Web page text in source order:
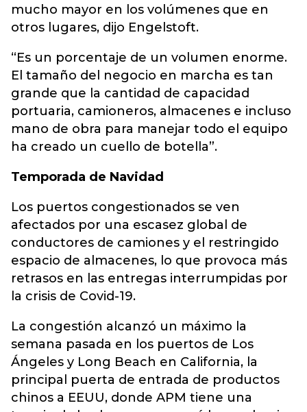
mucho mayor en los volúmenes que en
otros lugares, dijo Engelstoft.
“Es un porcentaje de un volumen enorme.
El tamaño del negocio en marcha es tan
grande que la cantidad de capacidad
portuaria, camioneros, almacenes e incluso
mano de obra para manejar todo el equipo
ha creado un cuello de botella”.
Temporada de Navidad
Los puertos congestionados se ven
afectados por una escasez global de
conductores de camiones y el restringido
espacio de almacenes, lo que provoca más
retrasos en las entregas interrumpidas por
la crisis de Covid-19.
La congestión alcanzó un máximo la
semana pasada en los puertos de Los
Ángeles y Long Beach en California, la
principal puerta de entrada de productos
chinos a EEUU, donde APM tiene una